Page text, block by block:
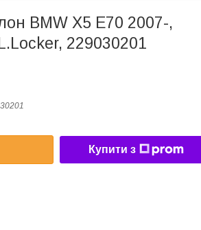
BMW X5 E70 2007-,
229030201
Купити з